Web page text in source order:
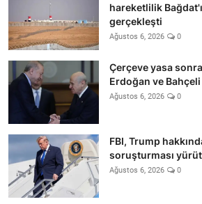
hareketlilik
gerçekleşti
Ağustos 6, 2026 0
Çerçeve yasa
Erdoğan ve
Ağustos 6, 2026 0
FBI, Trump
soruşturması
Ağustos 6, 2026 0